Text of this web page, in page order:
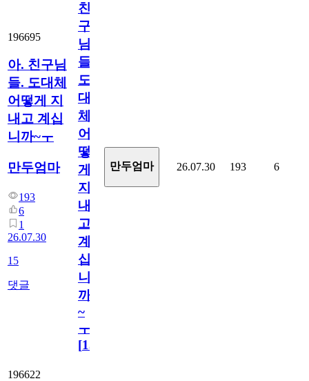
196695
아. 친구님
들. 도대체
어떻게 지
내고 계십
니까~ㅜ
만두엄마
193
6
1
26.07.30
15
댓글
친
구
님
들.
도
대
체
어
떻
게
지
내
고
계
십
니
까
~
ㅜ
[15
만두엄마 26.07.30 193 6
196622